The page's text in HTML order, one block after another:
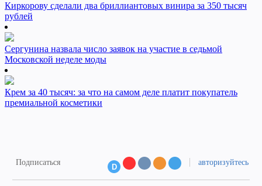
Киркорову сделали два бриллиантовых винира за 350 тысяч
рублей
Сергунина назвала число заявок на участие в седьмой
Московской неделе моды
Крем за 40 тысяч: за что на самом деле платит покупатель
премиальной косметики
Подписаться
D
авторизуйтесь